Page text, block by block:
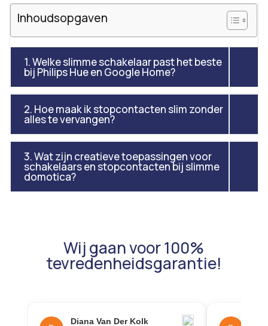
Inhoudsopgaven
1. Welke slimme schakelaar past het beste
bij Philips Hue en Google Home?
2. Hoe maak ik stopcontacten slim zonder
alles te vervangen?
3. Wat zijn creatieve toepassingen voor
schakelaars en stopcontacten bij slimme
domotica?
Wij gaan voor 100%
tevredenheidsgarantie!
Diana Van Der Kolk